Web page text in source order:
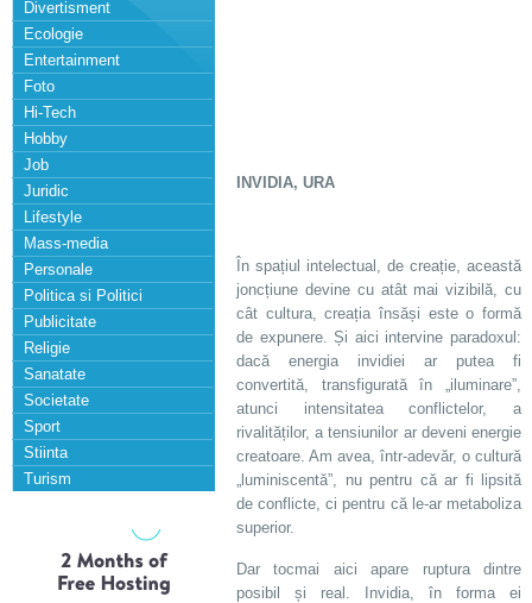
Divertisment
Ecologie
Entertainment
Foto
Hi-Tech
Hobby
Job
Juridic
Lifestyle
Mass-media
Personale
Politica si Politici
Publicitate
Religie
Sanatate
Societate
Sport
Stiinta
Turism
INVIDIA, URA
În spațiul intelectual, de creație, această
joncțiune devine cu atât mai vizibilă, cu
cât cultura, creația însăși este o formă
de expunere. Și aici intervine paradoxul:
dacă energia invidiei ar putea fi
convertită, transfigurată în „iluminare”,
atunci intensitatea conflictelor, a
rivalităților, a tensiunilor ar deveni energie
creatoare. Am avea, într-adevăr, o cultură
„luminiscentă”, nu pentru că ar fi lipsită
de conflicte, ci pentru că le-ar metaboliza
superior.
Dar tocmai aici apare ruptura dintre
posibil și real. Invidia, în forma ei